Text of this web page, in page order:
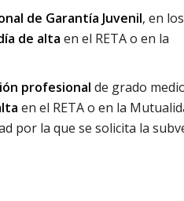
de Garantía Juvenil, en los
de alta en el RETA o en la
profesional de grado
en el RETA o en la
por la que se solicita la